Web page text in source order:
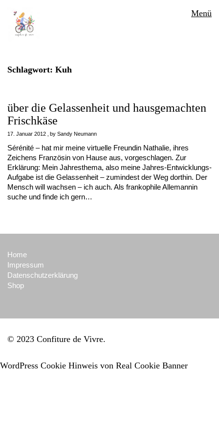
Menü
Schlagwort: Kuh
über die Gelassenheit und hausgemachten
Frischkäse
17. Januar 2012 by Sandy Neumann
Sérénité – hat mir meine virtuelle Freundin Nathalie, ihres
Zeichens Französin von Hause aus, vorgeschlagen. Zur
Erklärung: Mein Jahresthema, also meine Jahres-Entwicklungs-
Aufgabe ist die Gelassenheit – zumindest der Weg dorthin. Der
Mensch will wachsen – ich auch. Als frankophile Allemannin
suche und finde ich gern…
Home
Impressum
Datenschutzerklärung
Shop
© 2023 Confiture de Vivre
WordPress Cookie Hinweis von Real Cookie Banner